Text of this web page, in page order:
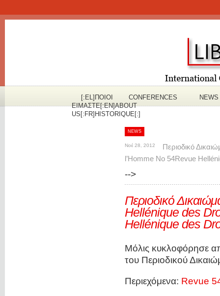
[:EL]ΠOΙΟΙ
ΕΙΜΑΣΤΕ[:EN]ABOUT
US[:FR]HISTORIQUE[:]
CONFERENCES NEWS
NEWS
Νοέ 28, 2012
Περιοδικό
l’Homme No 54Revue
-->
Περιοδικό
Hellénique des
Hellénique des
Μόλις κυκλοφόρησε
του Περιοδικού
Περιεχόμενα: Revue